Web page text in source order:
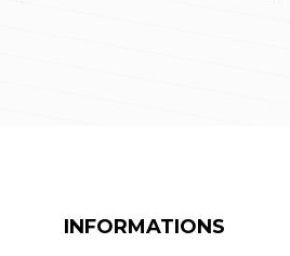
INFORMATIONS